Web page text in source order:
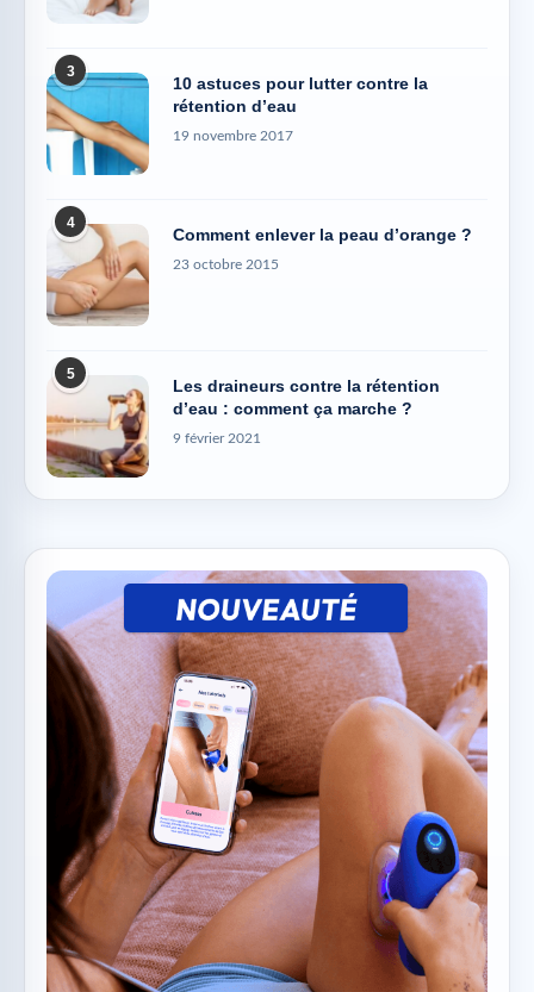
3
10 astuces pour lutter contre la
rétention d’eau
19 novembre 2017
4
Comment enlever la peau d’orange ?
23 octobre 2015
5
Les draineurs contre la rétention
d’eau : comment ça marche ?
9 février 2021